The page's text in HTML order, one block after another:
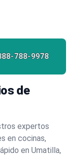
788-9978
de
expertos
en cocinas,
en Umatilla,